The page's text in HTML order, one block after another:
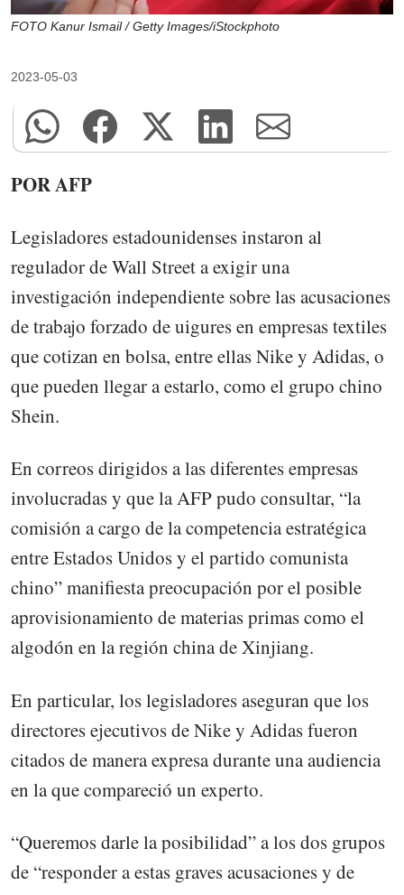
FOTO Kanur Ismail / Getty Images/iStockphoto
2023-05-03
POR AFP
Legisladores estadounidenses instaron al
regulador de Wall Street a exigir una
investigación independiente sobre las acusaciones
de trabajo forzado de uigures en empresas textiles
que cotizan en bolsa, entre ellas Nike y Adidas, o
que pueden llegar a estarlo, como el grupo chino
Shein.
En correos dirigidos a las diferentes empresas
involucradas y que la AFP pudo consultar, “la
comisión a cargo de la competencia estratégica
entre Estados Unidos y el partido comunista
chino” manifiesta preocupación por el posible
aprovisionamiento de materias primas como el
algodón en la región china de Xinjiang.
En particular, los legisladores aseguran que los
directores ejecutivos de Nike y Adidas fueron
citados de manera expresa durante una audiencia
en la que compareció un experto.
“Queremos darle la posibilidad” a los dos grupos
de “responder a estas graves acusaciones y de